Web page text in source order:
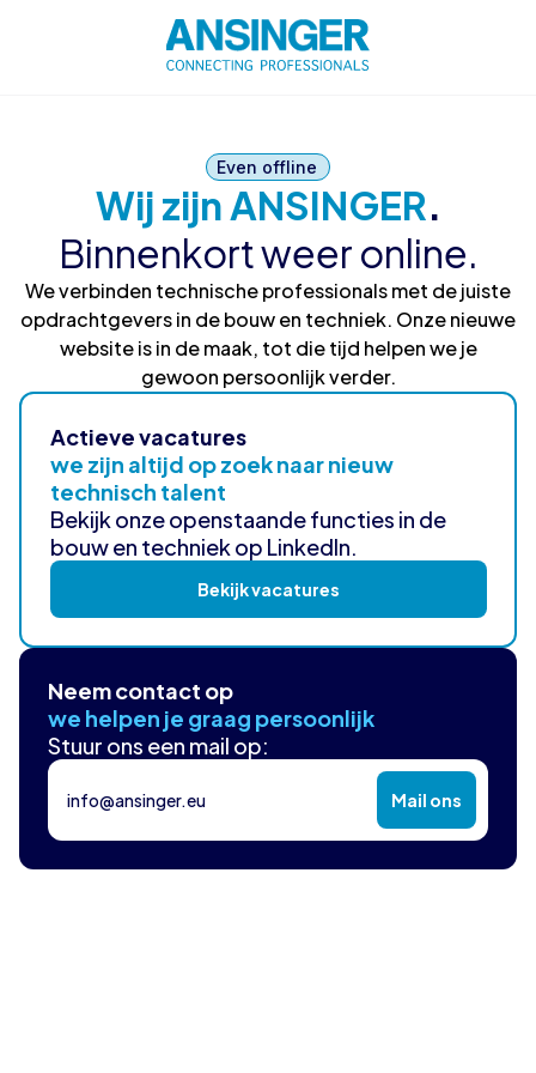
Even offline
Wij zijn ANSINGER.
Binnenkort weer online.
We verbinden technische professionals met de juiste
opdrachtgevers in de bouw en techniek. Onze nieuwe
website is in de maak, tot die tijd helpen we je
gewoon persoonlijk verder.
Actieve vacatures
we zijn altijd op zoek naar nieuw
technisch talent
Bekijk onze openstaande functies in de
bouw en techniek op LinkedIn.
Bekijk vacatures
Neem contact op
we helpen je graag persoonlijk
Stuur ons een mail op:
info@ansinger.eu Mail ons